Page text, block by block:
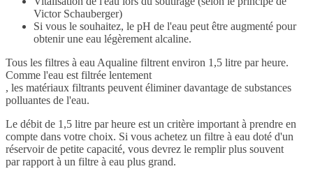
Victor Schauberger)
Si vous le souhaitez, le pH de l'eau peut être augmenté pour
obtenir une eau légèrement alcaline.
Tous les filtres à eau Aqualine filtrent environ 1,5 litre par heure.
Comme l'eau est filtrée lentement
, les matériaux filtrants peuvent éliminer davantage de substances
polluantes de l'eau.
Le débit de 1,5 litre par heure est un critère important à prendre en
compte dans votre choix. Si vous achetez un filtre à eau doté d'un
réservoir de petite capacité, vous devrez le remplir plus souvent
par rapport à un filtre à eau plus grand.